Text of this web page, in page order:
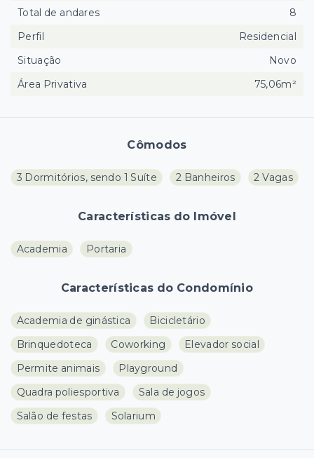
Cômodos
3 Dormitórios, sendo 1 Suíte 2 Banheiros 2 Vagas
Características do Imóvel
Academia Portaria
Características do Condomínio
Academia de ginástica
Bicicletário
Brinquedoteca
Coworking
Elevador social
Permite animais
Playground
Quadra poliesportiva
Sala de jogos
Salão de festas
Solarium
Total de andares
8
Perfil
Residencial
Situação
Novo
Área Privativa
75,06m²